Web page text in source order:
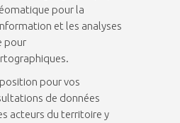
pour la
et les analyses
pour
pour vos
de données
acteurs du territoire y